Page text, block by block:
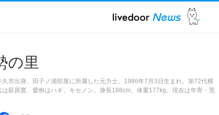
の里
久市出身、田子ノ浦部屋に所属した元力士。1986年7月3日生まれ。第72代横
は萩原寛、愛称はハギ、キセノン。身長188cm、体重177kg。現在は年寄・荒